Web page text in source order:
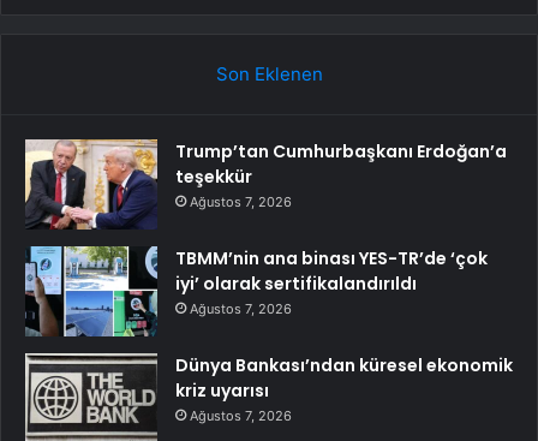
Son Eklenen
Trump’tan Cumhurbaşkanı Erdoğan’a
teşekkür
Ağustos 7, 2026
TBMM’nin ana binası YES-TR’de ‘çok
iyi’ olarak sertifikalandırıldı
Ağustos 7, 2026
Dünya Bankası’ndan küresel ekonomik
kriz uyarısı
Ağustos 7, 2026